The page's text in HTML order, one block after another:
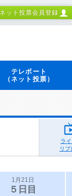
ネット投票会員登録
テレボート
（ネット投票）
ラ
リプ
1月21日
５日目